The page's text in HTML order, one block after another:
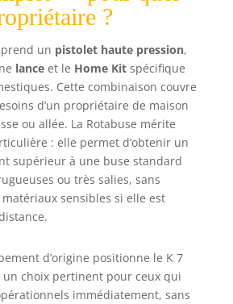
?
un pistolet haute pression,
lanceet le Home Kitspécifique
Cette combinaison couvre
d’un propriétaire de maison
ou allée. La Rotabuse mérite
: elle permet d’obtenir un
supérieur à une buse standard
ou très salies, sans
sensibles si elle est
d’origine positionne le K 7
un choix pertinent pour ceux qui
immédiatement, sans